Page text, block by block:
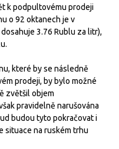
k podpultovému prodeji
o 92 oktanech je v
3.76 Rublu za litr),
které by se následně
prodeji, by bylo možné
zvětšil objem
pravidelně narušována
budou tyto pokračovat i
situace na ruském trhu